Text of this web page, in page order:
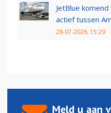
JetBlue
actief tussen
28-07-2026, 15:29
Meld u aan